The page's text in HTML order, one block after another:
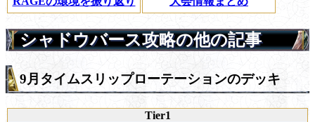
シャドウバース攻略の他の記事
9月タイムスリップローテーションのデッキ
Tier1